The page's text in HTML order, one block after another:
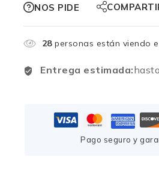
NOS PIDE
28personas están viendo
Entrega estimada:
Pago seguro y